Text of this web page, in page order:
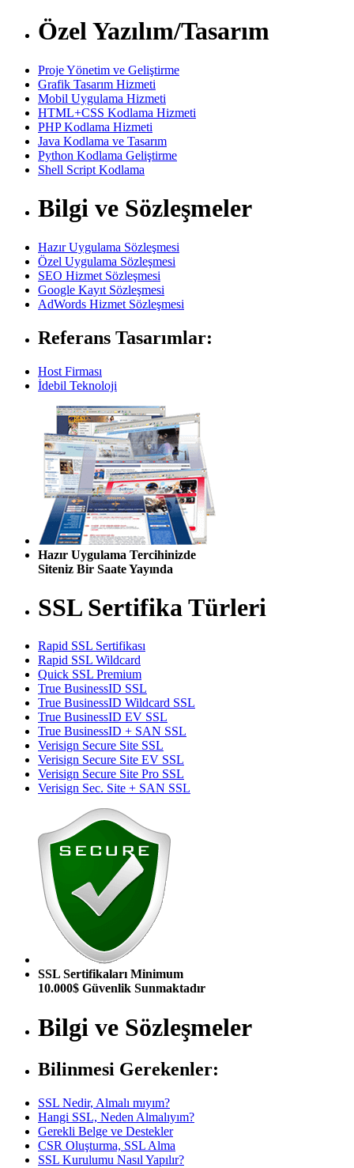
Özel Yazılım/Tasarım
Proje Yönetim ve Geliştirme
Grafik Tasarım Hizmeti
Mobil Uygulama Hizmeti
HTML+CSS Kodlama Hizmeti
PHP Kodlama Hizmeti
Java Kodlama ve Tasarım
Python Kodlama Geliştirme
Shell Script Kodlama
Bilgi ve Sözleşmeler
Hazır Uygulama Sözleşmesi
Özel Uygulama Sözleşmesi
SEO Hizmet Sözleşmesi
Google Kayıt Sözleşmesi
AdWords Hizmet Sözleşmesi
Referans Tasarımlar:
Host Firması
İdebil Teknoloji
Hazır Uygulama Tercihinizde
Siteniz Bir Saate Yayında
SSL Sertifika Türleri
Rapid SSL Sertifikası
Rapid SSL Wildcard
Quick SSL Premium
True BusinessID SSL
True BusinessID Wildcard SSL
True BusinessID EV SSL
True BusinessID + SAN SSL
Verisign Secure Site SSL
Verisign Secure Site EV SSL
Verisign Secure Site Pro SSL
Verisign Sec. Site + SAN SSL
SSL Sertifikaları Minimum
10.000$ Güvenlik Sunmaktadır
Bilgi ve Sözleşmeler
Bilinmesi Gerekenler:
SSL Nedir, Almalı mıyım?
Hangi SSL, Neden Almalıyım?
Gerekli Belge ve Destekler
CSR Oluşturma, SSL Alma
SSL Kurulumu Nasıl Yapılır?